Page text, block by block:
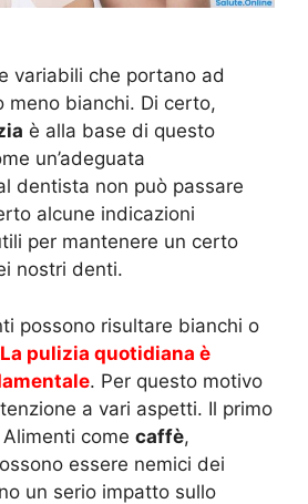
variabili che portano ad
meno bianchi. Di certo,
è alla base di questo
un’adeguata
dentista non può passare
alcune indicazioni
per mantenere un certo
nostri denti.
possono risultare bianchi o
La pulizia quotidiana è
. Per questo motivo
a vari aspetti. Il primo
Alimenti come caffè,
essere nemici dei
un serio impatto sullo